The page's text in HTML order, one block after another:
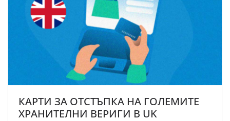
КАРТИ ЗА ОТСТЪПКА НА ГОЛЕМИТЕ
ХРАНИТЕЛНИ ВЕРИГИ В UK